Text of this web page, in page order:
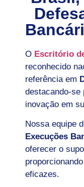
O Escritório
reconhecido
referência em
destacando-se
inovação em
Nossa equipe
Execuções
oferecer o
eficazes.